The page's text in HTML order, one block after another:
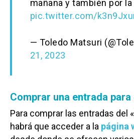
mañana y también por
pic.twitter.com/
— Toledo Matsuri
21, 2023
Comprar una entrada
Para comprar las entradas del
habrá que acceder a la página